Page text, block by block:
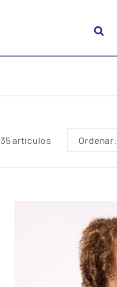
35 artículos